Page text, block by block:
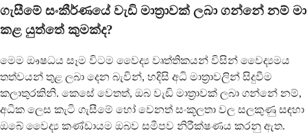
ගැසීමේ සංකීර්ණයේ වැඩි මාත්‍රාවක් ලබා ගන්නේ නම් මා
කළ යුත්තේ කුමක්ද?
මෙම ඖෂධය සෑම විටම වෛද්‍ය වෘත්තිකයන් විසින් වෛද්‍යමය
තත්වයන් තුළ ලබා දෙන බැවින්, හදිසි අධි මාත්‍රාවලින් සිදුවීම
කලාතුරකිනි. කෙසේ වෙතත්, ඔබ වැඩි මාත්‍රාවක් ලබා ගන්නේ නම්,
අධික ලෙස කැටි ගැසීමේ හෝ වෙනත් සංකූලතා වල සලකුණු සඳහා
ඔබේ වෛද්‍ය කණ්ඩායම ඔබව සමීපව නිරීක්ෂණය කරනු ඇත.